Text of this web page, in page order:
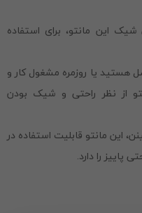
این مانتو، برای استفاده
هستید یا روزمره مشغول کار و
از نظر راحتی و شیک بودن
این مانتو قابلیت استفاده در
پاییز را دارد.